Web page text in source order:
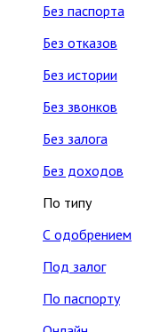
Без паспорта
Без отказов
Без истории
Без звонков
Без залога
Без доходов
По типу
С одобрением
Под залог
По паспорту